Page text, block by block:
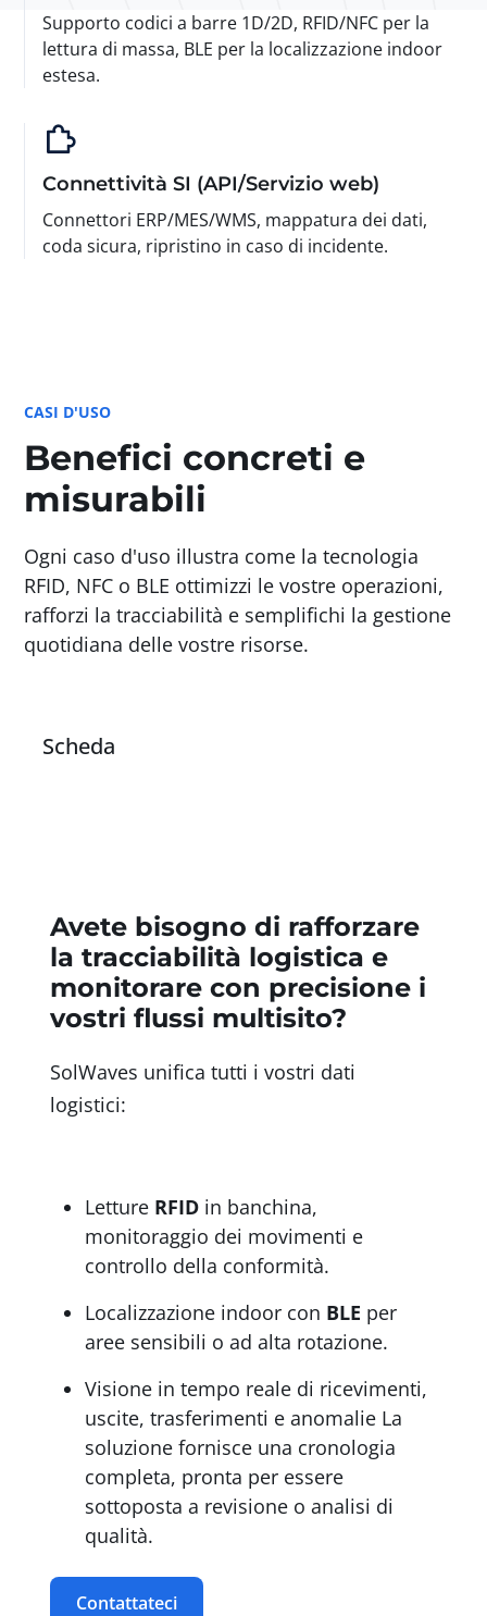
Supporto codici a barre 1D/2D, RFID/NFC per la
lettura di massa, BLE per la localizzazione indoor
estesa.
Connettività SI (API/Servizio web)
Connettori ERP/MES/WMS, mappatura dei dati,
coda sicura, ripristino in caso di incidente.
CASI D'USO
Benefici concreti e
misurabili
Ogni caso d'uso illustra come la tecnologia
RFID, NFC o BLE ottimizzi le vostre operazioni,
rafforzi la tracciabilità e semplifichi la gestione
quotidiana delle vostre risorse.
Scheda
Avete bisogno di rafforzare
la tracciabilità logistica e
monitorare con precisione i
vostri flussi multisito?
SolWaves unifica tutti i vostri dati
logistici:
Letture RFID in banchina,
monitoraggio dei movimenti e
controllo della conformità.
Localizzazione indoor con BLE per
aree sensibili o ad alta rotazione.
Visione in tempo reale di ricevimenti,
uscite, trasferimenti e anomalie La
soluzione fornisce una cronologia
completa, pronta per essere
sottoposta a revisione o analisi di
qualità.
Contattateci